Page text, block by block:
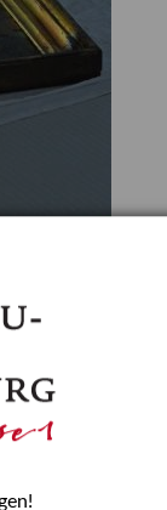
Dienste
in der
Februar
in